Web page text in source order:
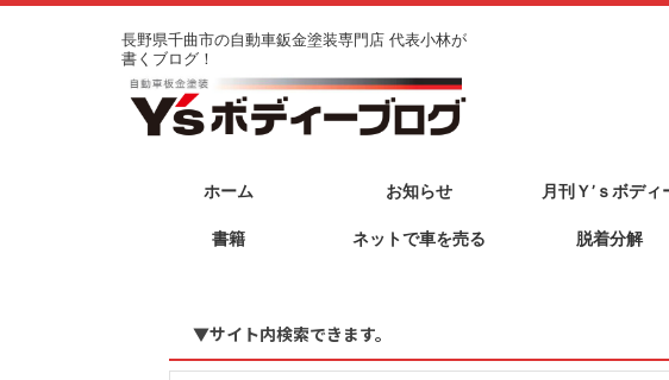
長野県千曲市の自動車鈑金塗装専門店 代表小林が
書くブログ！
ホーム お知らせ 月刊Ｙ’ｓボディ
書籍 ネットで車を売る 脱着分解
▼サイト内検索できます。